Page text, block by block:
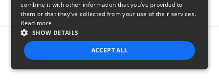
Report this product
combine it with other information that you’ve provided to
them or that they’ve collected from your use of their services.
Read more
SHOW DETAILS
ACCEPT ALL
STRICTLY NECESSARY PERFORMANCE